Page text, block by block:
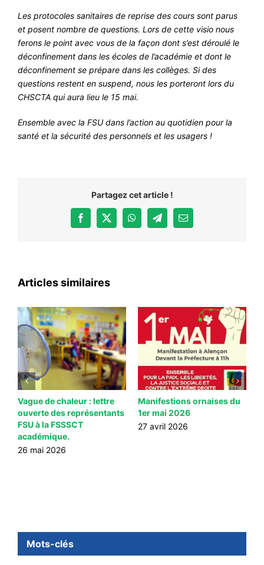
Les protocoles sanitaires de reprise des cours sont parus
et posent nombre de questions. Lors de cette visio nous
ferons le point avec vous de la façon dont s’est déroulé le
déconfinement dans les écoles de l’académie et dont le
déconfinement se prépare dans les collèges. Si des
questions restent en suspend, nous les porteront lors du
CHSCTA qui aura lieu le 15 mai.
Ensemble avec la FSU dans l’action au quotidien pour la
santé et la sécurité des personnels et les usagers !
Partagez cet article !
Facebook
X WhatsAppTelegramEmail
Articles similaires
Vague de chaleur : lettre
ouverte des représentants
FSU à la FSSSCT
académique.
26 mai 2026
Manifestions ornaises du
1er mai 2026
27 avril 2026
Mots-clés